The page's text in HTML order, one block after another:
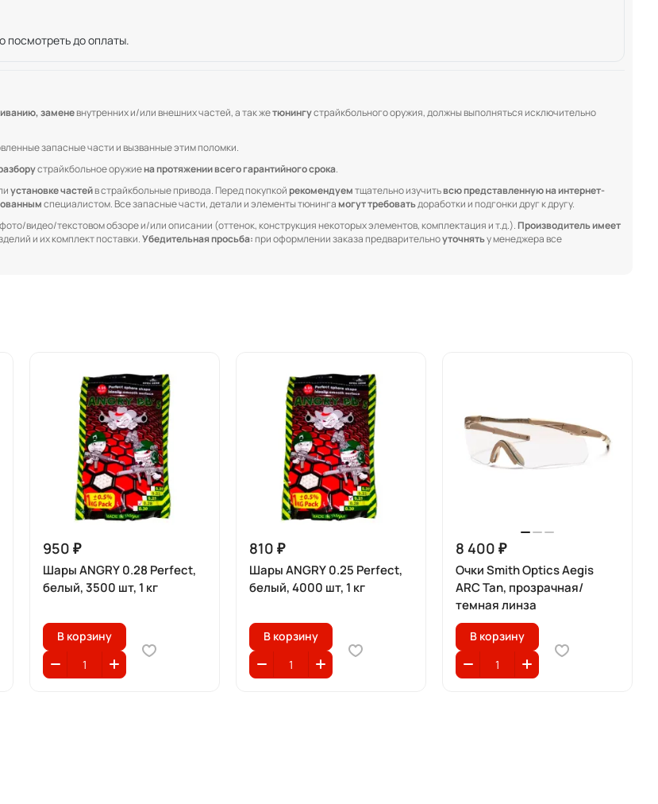
до оплаты.
заменевнутренних и/или внешних частей, а так жетюнингустрайкбольного оружия, должны выполняться исключительно
запасные части и вызванные этим поломки.
страйкбольное оружиена протяжении всего гарантийного срока.
установке частейв страйкбольные привода. Перед покупкойрекомендуемтщательно изучитьвсю представленную на интернет-
специалистом. Все запасные части, детали и элементы тюнингамогут требоватьдоработки и подгонки друг к другу.
видео/текстовом обзоре и/или описании (оттенок, конструкция некоторых элементов, комплектация и т.д.). Производитель имеет
и их комплект поставки.Убедительная просьба:при оформлении заказа предварительноуточнятьу менеджера все
950 ₽
Шары ANGRY 0.28 Perfect,
белый, 3500 шт, 1 кг
В корзину
810 ₽
Шары ANGRY 0.25 Perfect,
белый, 4000 шт, 1 кг
В корзину
8 400 ₽
Очки Smith Optics Aegis
ARC Tan, прозрачная/
темная линза
В корзину